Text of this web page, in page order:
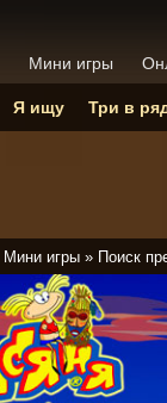
Мини игры » Поиск
Мини игры
Я ищу Три в